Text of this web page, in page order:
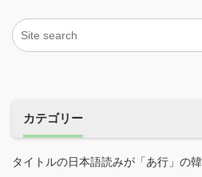
カテゴリー
タイトルの日本語読みが「あ行」の